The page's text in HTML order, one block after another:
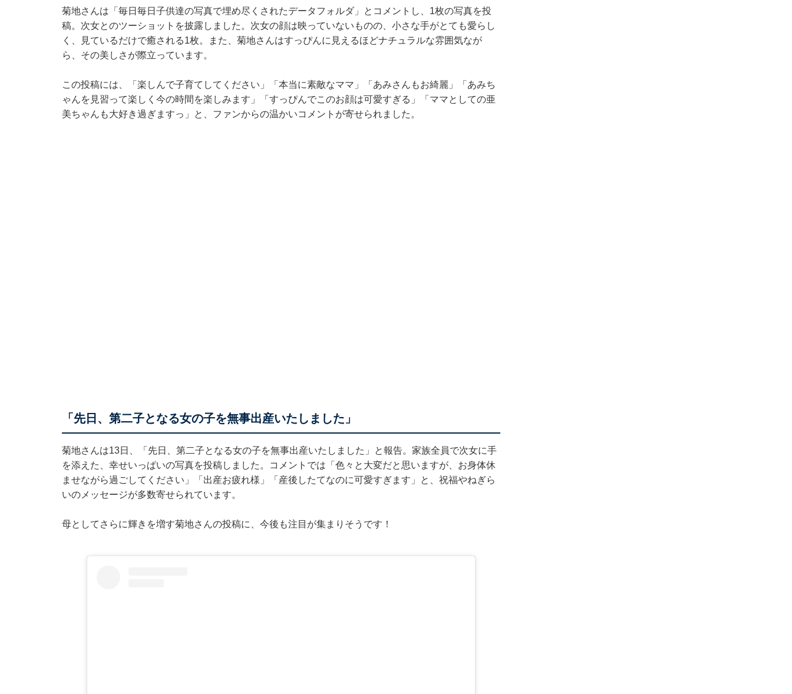
菊地さんは「毎日毎日子供達の写真で埋め尽くされたデータフォルダ」とコメントし、1枚の写真を投
稿。次女とのツーショットを披露しました。次女の顔は映っていないものの、小さな手がとても愛らし
く、見ているだけで癒される1枚。また、菊地さんはすっぴんに見えるほどナチュラルな雰囲気なが
ら、その美しさが際立っています。
この投稿には、「楽しんで子育てしてください」「本当に素敵なママ」「あみさんもお綺麗」「あみち
ゃんを見習って楽しく今の時間を楽しみます」「すっぴんでこのお顔は可愛すぎる」「ママとしての亜
美ちゃんも大好き過ぎますっ」と、ファンからの温かいコメントが寄せられました。
「先日、第二子となる女の子を無事出産いたしました」
菊地さんは13日、「先日、第二子となる女の子を無事出産いたしました」と報告。家族全員で次女に手
を添えた、幸せいっぱいの写真を投稿しました。コメントでは「色々と大変だと思いますが、お身体休
ませながら過ごしてください」「出産お疲れ様」「産後したてなのに可愛すぎます」と、祝福やねぎら
いのメッセージが多数寄せられています。
母としてさらに輝きを増す菊地さんの投稿に、今後も注目が集まりそうです！